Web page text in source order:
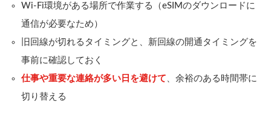
Wi-Fi環境がある場所で作業する（eSIMのダウンロードに
通信が必要なため）
旧回線が切れるタイミングと、新回線の開通タイミングを
事前に確認しておく
仕事や重要な連絡が多い日を避けて 、余裕のある時間帯に
切り替える